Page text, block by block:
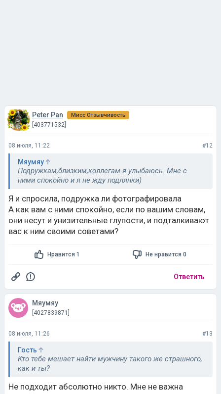
Peter Pan Мисс Отзывчивость
[403771532]
08 июля, 11:22 #12
Мяумяу
Подружкам,близким,коллегам я улыбаюсь. Мне с
ними спокойно и я не жду подлянки)
Я и спросила, подружка ли фотографировала
А как вам с ними спокойно, если по вашим словам,
они несут и унизительные глупости, и подталкивают
вас к ним своими советами?
Нравится 1 Не нравится 0
Ответить
Мяумяу
[4027839871]
08 июля, 11:26 #13
Гость
Кто тебе мешает найти мужчину такого же страшного,
как и ты?
Не подходит абсолютно никто. Мне не важна